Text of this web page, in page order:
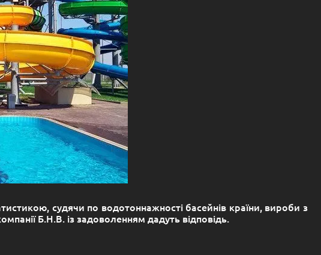
судячи по водотоннажності басейнів країни, вироби з
Б.Н.В. із задоволенням дадуть відповідь.